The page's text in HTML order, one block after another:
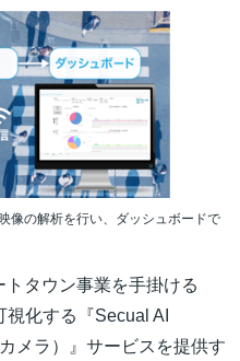
像の解析を行い、ダッシュボードで
タウン事業を手掛ける
化する『Secual AI
メラ）』サービスを提供す